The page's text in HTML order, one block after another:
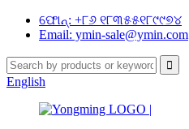
ଫୋନ୍: +୮୬ ୧୮୩୫୫୧୮୯୯୭୪
Email: ymin-sale@ymin.com
English